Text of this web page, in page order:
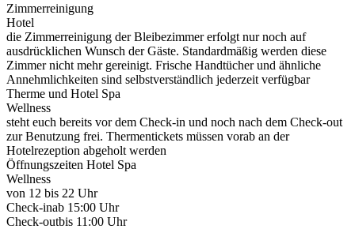
Zimmerreinigung
Hotel
die Zimmerreinigung der Bleibezimmer erfolgt nur noch auf
ausdrücklichen Wunsch der Gäste. Standardmäßig werden diese
Zimmer nicht mehr gereinigt. Frische Handtücher und ähnliche
Annehmlichkeiten sind selbstverständlich jederzeit verfügbar
Therme und Hotel Spa
Wellness
steht euch bereits vor dem Check-in und noch nach dem Check-out
zur Benutzung frei. Thermentickets müssen vorab an der
Hotelrezeption abgeholt werden
Öffnungszeiten Hotel Spa
Wellness
von 12 bis 22 Uhr
Check-inab 15:00 Uhr
Check-outbis 11:00 Uhr